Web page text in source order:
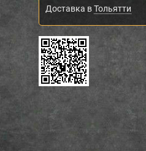
Доставка вТольятти